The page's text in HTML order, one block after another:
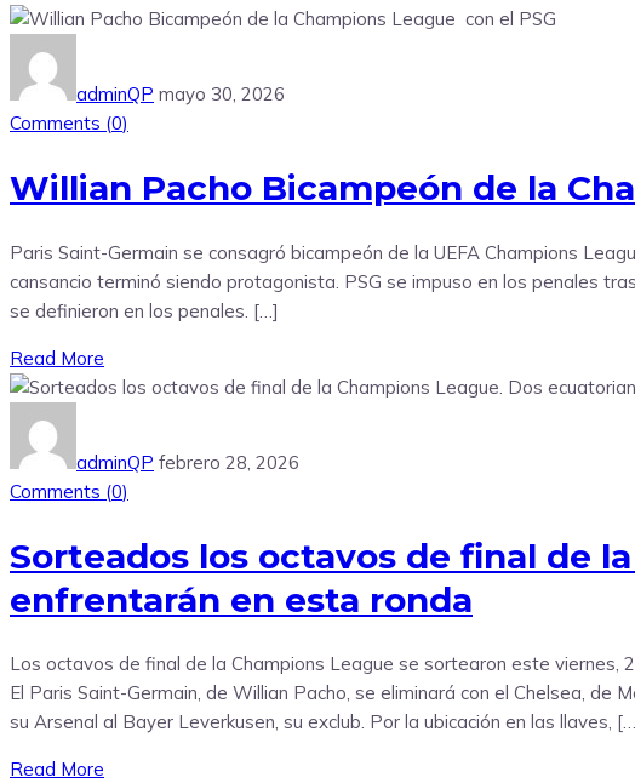
adminQP mayo 30, 2026
Comments (0)
Willian Pacho Bicampeón de la
Paris Saint-Germain se consagró bicampeón de la UEFA Champions
cansancio terminó siendo protagonista. PSG se impuso en los penales
se definieron en los penales. […]
Read More
adminQP febrero 28, 2026
Comments (0)
Sorteados los octavos de final de
enfrentarán en esta ronda
Los octavos de final de la Champions League se sortearon este
El Paris Saint-Germain, de Willian Pacho, se eliminará con el Chelsea,
su Arsenal al Bayer Leverkusen, su exclub. Por la ubicación en las llaves,
Read More